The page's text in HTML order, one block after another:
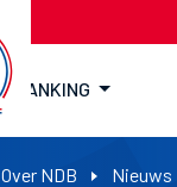
RANKING
Over NDB Nieuws